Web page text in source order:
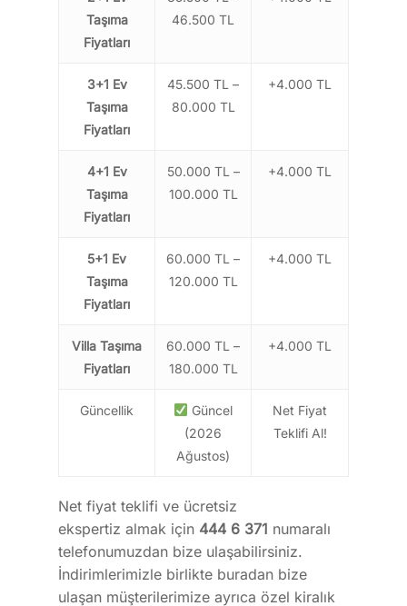
Taşıma
Fiyatları
46.500 TL
3+1 Ev
Taşıma
Fiyatları
45.500 TL –
80.000 TL
+4.000 TL
4+1 Ev
Taşıma
Fiyatları
50.000 TL –
100.000 TL
+4.000 TL
5+1 Ev
Taşıma
Fiyatları
60.000 TL –
120.000 TL
+4.000 TL
Villa Taşıma
Fiyatları
60.000 TL –
180.000 TL
+4.000 TL
Güncellik
Güncel
(2026
Ağustos)
Net Fiyat
Teklifi Al!
Net fiyat teklifi ve ücretsiz
ekspertiz almak için 444 6 371 numaralı
telefonumuzdan bize ulaşabilirsiniz.
İndirimlerimizle birlikte buradan bize
ulaşan müşterilerimize ayrıca özel kiralık